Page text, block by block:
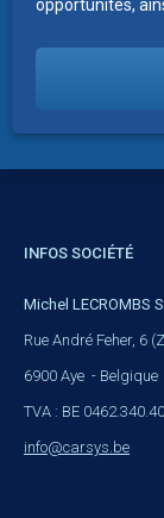
opportunités,
INFOS SOCIÉTÉ
Michel LECROMBS
Rue André Feher, 6
6900 Aye - Belgique
TVA : BE
info@carsys.be